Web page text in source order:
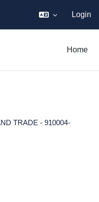
Login
Home
TRADE - 910004-